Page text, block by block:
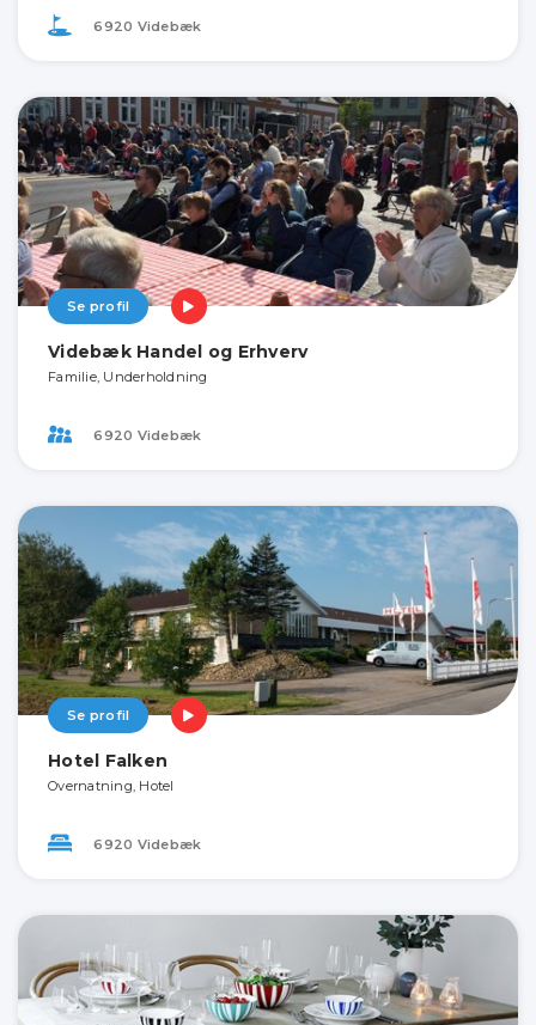
6920 Videbæk
Se profil
Videbæk Handel og Erhverv
Familie, Underholdning
6920 Videbæk
Se profil
Hotel Falken
Overnatning, Hotel
6920 Videbæk